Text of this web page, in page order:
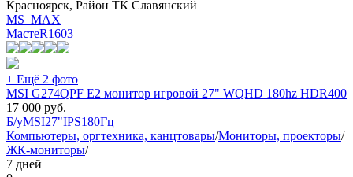
Красноярск, Район ТК Славянский
MS_MAX
МастеR1603
+ Ещё 2 фото
MSI G274QPF E2 монитор игровой 27" WQHD 180hz HDR400
17 000 руб.
Б/уMSI27"IPS180Гц
Компьютеры, оргтехника, канцтовары/Мониторы, проекторы/
ЖК-мониторы/
7 дней